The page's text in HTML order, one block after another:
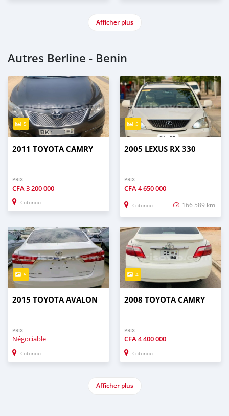
Afficher plus
Autres Berline - Benin
5
2011 TOYOTA CAMRY
PRIX
CFA3 200 000
Cotonou
5
2005 LEXUS RX 330
PRIX
CFA4 650 000
Cotonou 166 589 km
5
2015 TOYOTA AVALON
PRIX
Négociable
Cotonou
4
2008 TOYOTA CAMRY
PRIX
CFA4 400 000
Cotonou
Afficher plus